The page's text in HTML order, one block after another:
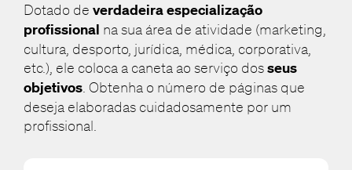
Dotado de verdadeira especialização
profissional na sua área de atividade (marketing,
cultura, desporto, jurídica, médica, corporativa,
etc.), ele coloca a caneta ao serviço dosseus
objetivos. Obtenha o número de páginas que
deseja elaboradas cuidadosamente por um
profissional.